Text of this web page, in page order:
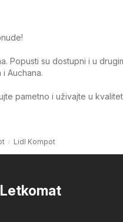
Popusti su dostupni i u
Auchana.
pametno i uživajte u
Lidl Kompot
Letkomat